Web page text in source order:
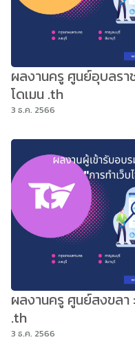
ผลงานครู ศูนย์อุบลรา
โดเมน .th
3 ธ.ค. 2566
ผลงานครู ศูนย์สงขลา
.th
3 ธ.ค. 2566